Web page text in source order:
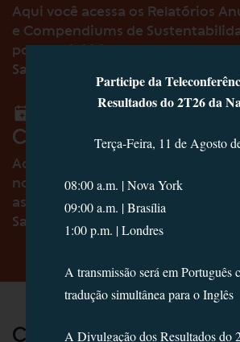
Aqui você acessa os Relatórios
e Compendiums de
por subsidiária.
Saiba mais
Calendário de Eventos
Aqui você fica por dentro das
nossa agenda com o mercado:
assembleias, apresentações e
Saiba mais
Compromisso com o
Participe da
Resultados do 2T26 da
Terça-Feira, 11 de Agosto
08:00 a.m. | Nova York
09:00 a.m. | Brasília
1:00 p.m. | Londres
A transmissão será em Português
tradução simultânea para o Inglês
A Divulgação dos Resultados do